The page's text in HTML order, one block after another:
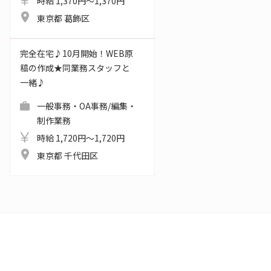
東京都 葛飾区
完全在宅♪10月開始！WEB原
稿の作成★同業務スタッフと
一緒♪
一般事務・OA事務/編集・
制作業務
時給 1,720円～1,720円
東京都 千代田区